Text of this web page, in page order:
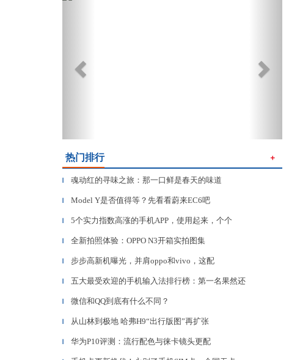
热门排行 ＋
▎ 魂动红的寻味之旅：那一口鲜是春天的味道
▎ Model Y是否值得等？先看看蔚来EC6吧
▎ 5个实力指数高涨的手机APP，使用起来，个个
▎ 全新拍照体验：OPPO N3开箱实拍图集
▎ 步步高新机曝光，并肩oppo和vivo，这配
▎ 五大最受欢迎的手机输入法排行榜：第一名果然还
▎ 微信和QQ到底有什么不同？
▎ 从山林到极地 哈弗H9“出行版图”再扩张
▎ 华为P10评测：流行配色与徕卡镜头更配